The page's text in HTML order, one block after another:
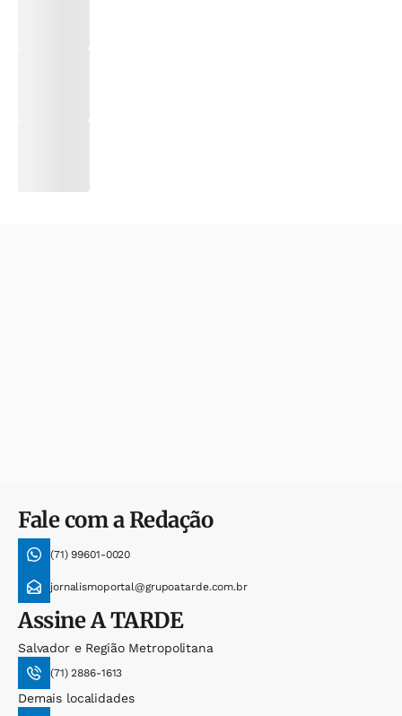
Fale com a Redação
(71) 99601-0020
jornalismoportal@grupoatarde.com.br
AssineA TARDE
Salvador e Região Metropolitana
(71) 2886-1613
Demais localidades